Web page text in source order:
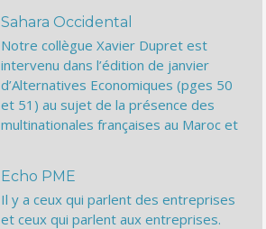
Sahara Occidental
Notre collègue Xavier Dupret est
intervenu dans l’édition de janvier
d’Alternatives Economiques (pges 50
et 51) au sujet de la présence des
multinationales françaises au Maroc et
Echo PME
Il y a ceux qui parlent des entreprises
et ceux qui parlent aux entreprises.